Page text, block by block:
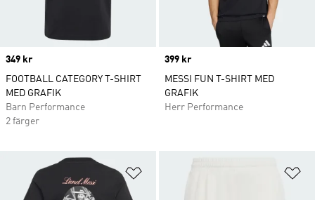
Price
349 kr
FOOTBALL CATEGORY T-SHIRT
MED GRAFIK
Barn Performance
2 färger
Price
399 kr
MESSI FUN T-SHIRT MED
GRAFIK
Herr Performance
Lägg till på önskelistan